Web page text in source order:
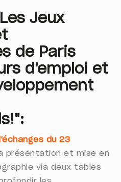
Jeux
de Paris
d'emploi et
du 23
présentation et mise en
via deux tables